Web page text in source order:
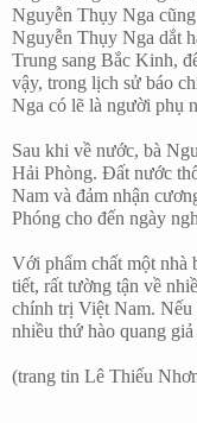
Nguyễn Thụy Nga
Nguyễn Thụy Nga dắt
Trung sang Bắc Kinh,
vậy, trong lịch sử báo
Nga có lẽ là người phụ
Sau khi về nước, bà
Hải Phòng. Đất nước
Nam và đảm nhận
Phóng cho đến ngày
Với phẩm chất một nhà
tiết, rất tường tận về
chính trị Việt Nam.
nhiều thứ hào quang
(trang tin Lê Thiếu